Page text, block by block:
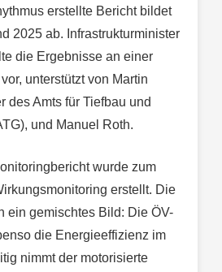
erstellte Bericht bildet
2025 ab. Infrastrukturminister
die Ergebnisse an einer
unterstützt von Martin
des Amts für Tiefbau und
und Manuel Roth.
wurde zum
erstellt. Die
ein gemischtes Bild: Die ÖV-
die Energieeffizienz im
nimmt der motorisierte